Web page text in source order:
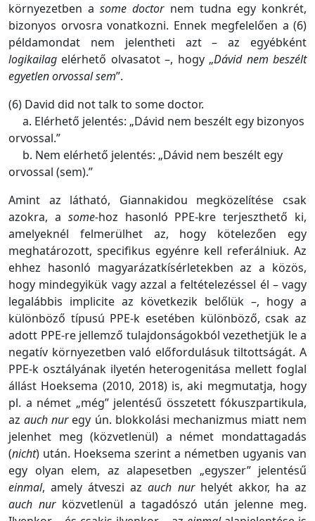
környezetben asome doctor nem tudna egy konkrét,
bizonyos orvosra vonatkozni. Ennek megfelelően a (6)
példamondat nem jelentheti azt – az egyébként
logikailag elérhető olvasatot –, hogy „Dávid nem beszélt
egyetlen orvossal sem”.
(6) David did not talk to some doctor.
a. Elérhető jelentés: „Dávid nem beszélt egy bizonyos
orvossal.”
b. Nem elérhető jelentés: „Dávid nem beszélt egy
orvossal (sem).”
Amint az látható, Giannakidou megközelítése csak
azokra, a some-hoz hasonló PPE-kre terjeszthető ki,
amelyeknél felmerülhet az, hogy kötelezően egy
meghatározott, specifikus egyénre kell referálniuk. Az
ehhez hasonló magyarázatkísérletekben az a közös,
hogy mindegyikük vagy azzal a feltételezéssel él – vagy
legalábbis implicite az következik belőlük –, hogy a
különböző típusú PPE-k esetében különböző, csak az
adott PPE-re jellemző tulajdonságokból vezethetjük le a
negatív környezetben való előfordulásuk tiltottságát. A
PPE-k osztályának ilyetén heterogenitása mellett foglal
állást Hoeksema (2010, 2018) is, aki megmutatja, hogy
pl. a német „még” jelentésű összetett fókuszpartikula,
azauch nuregy ún. blokkolási mechanizmus miatt nem
jelenhet meg (közvetlenül) a német mondattagadás
(nicht) után. Hoeksema szerint a németben ugyanis van
egy olyan elem, az alapesetben „egyszer” jelentésű
einmal, amely átveszi azauch nurhelyét akkor, ha az
auch nurközvetlenül a tagadószó után jelenne meg.